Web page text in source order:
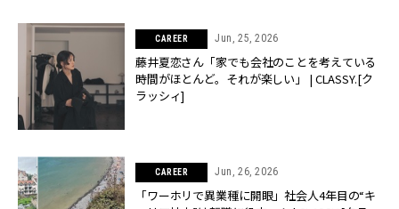
CAREER Jun, 25, 2026
藤井夏恋さん「家でも会社のことを考えている
時間がほとんど。それが楽しい」 | CLASSY.[ク
ラッシィ]
CAREER Jun, 26, 2026
「ワーホリで異業種に開眼」社会人4年目の“キ